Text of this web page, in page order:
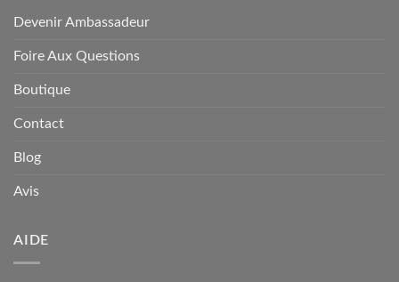
Devenir Ambassadeur
Foire Aux Questions
Boutique
Contact
Blog
Avis
AIDE